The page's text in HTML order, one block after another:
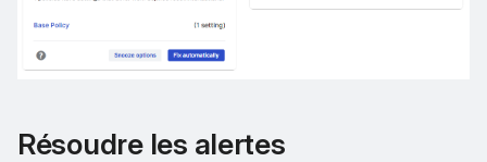
Résoudre les alertes